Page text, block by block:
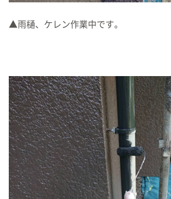
▲雨樋、ケレン作業中です。